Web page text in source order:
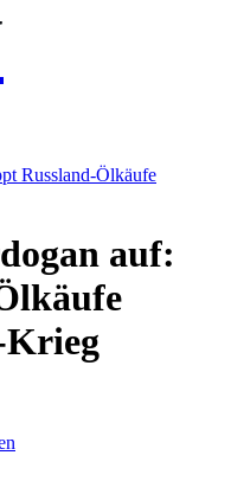
Russland-Ölkäufe
auf:
Krieg